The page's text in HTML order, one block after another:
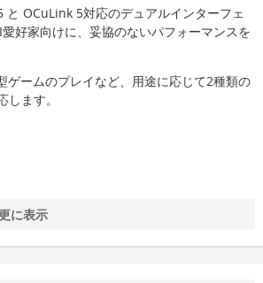
OCuLink 5対応のデュアルインターフェ
好家向けに、妥協のないパフォーマンスを
ゲームのプレイなど、用途に応じて2種類の
ます。
に表示